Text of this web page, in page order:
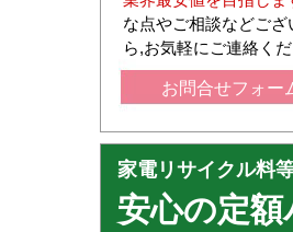
な点やご相談などござ
ら,お気軽にご連絡くだ
お問合せフォー
家電リサイクル料
安心の定額